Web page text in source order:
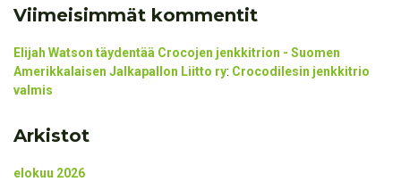
Viimeisimmät kommentit
Elijah Watson täydentää Crocojen jenkkitrion - Suomen
Amerikkalaisen Jalkapallon Liitto ry: Crocodilesin jenkkitrio
valmis
Arkistot
elokuu 2026